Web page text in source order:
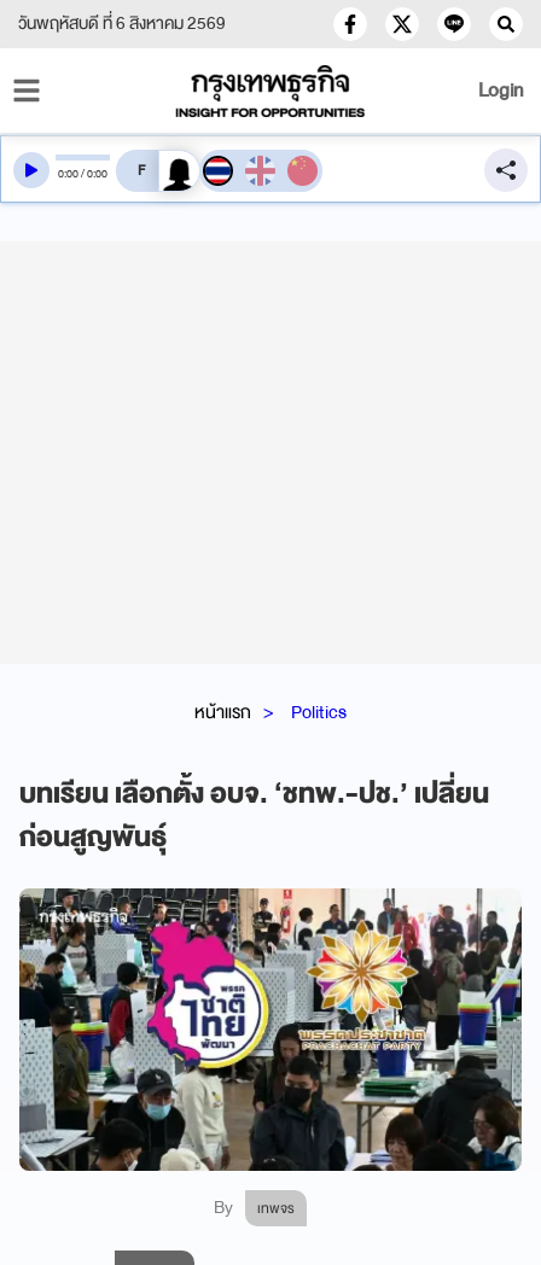
วันพฤหัสบดี ที่ 6 สิงหาคม 2569
Login
หน้าแรก Politics
บทเรียน เลือกตั้ง อบจ. ‘ชทพ.-ปช.’ เปลี่ยน
ก่อนสูญพันธุ์
By เทพจร
0:00/0:00 สลับเสียงอ่าน